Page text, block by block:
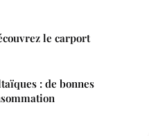
le carport
: de bonnes